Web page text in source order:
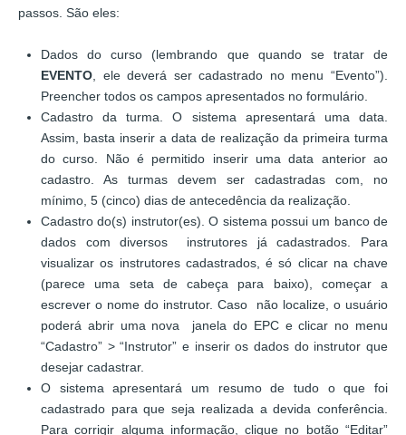
passos. São eles:
Dados do curso (lembrando que quando se tratar de
EVENTO , ele deverá ser cadastrado no menu “Evento”).
Preencher todos os campos apresentados no formulário.
Cadastro da turma. O sistema apresentará uma data.
Assim, basta inserir a data de realização da primeira turma
do curso. Não é permitido inserir uma data anterior ao
cadastro. As turmas devem ser cadastradas com, no
mínimo, 5 (cinco) dias de antecedência da realização.
Cadastro do(s) instrutor(es). O sistema possui um banco de
dados com diversos instrutores já cadastrados. Para
visualizar os instrutores cadastrados, é só clicar na chave
(parece uma seta de cabeça para baixo), começar a
escrever o nome do instrutor. Caso não localize, o usuário
poderá abrir uma nova janela do EPC e clicar no menu
“Cadastro” > “Instrutor” e inserir os dados do instrutor que
desejar cadastrar.
O sistema apresentará um resumo de tudo o que foi
cadastrado para que seja realizada a devida conferência.
Para corrigir alguma informação, clique no botão “Editar”